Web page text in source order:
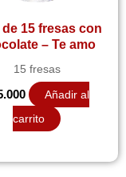
de 15 fresas con
– Te amo
15 fresas
Añadir al
carrito